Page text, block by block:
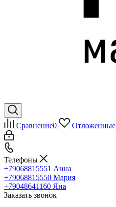
Сравнение0 Отложенные
Телефоны
+79068815551 Анна
+79068815550 Мария
+79048641160 Яна
Заказать звонок